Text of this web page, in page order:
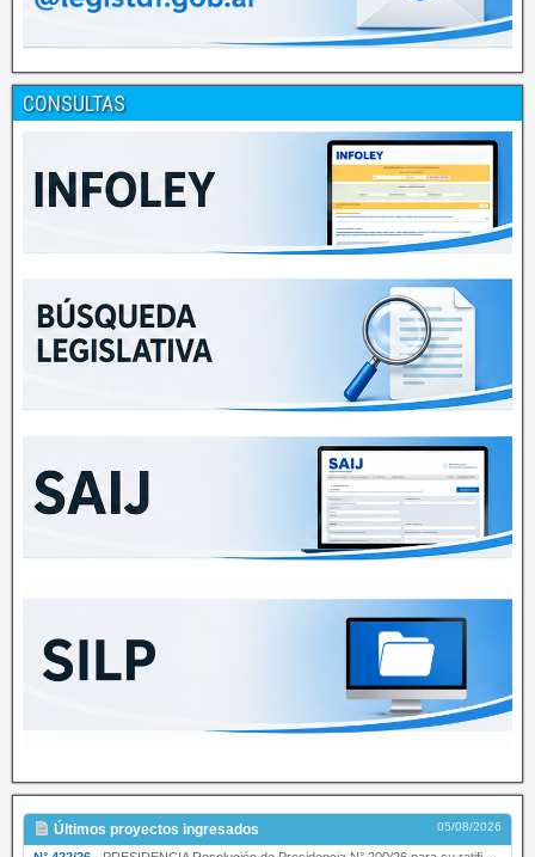
CONSULTAS
Últimos proyectos ingresados 05/08/2026